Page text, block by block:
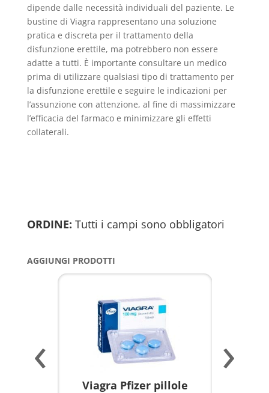
dipende dalle necessità individuali del paziente. Le
bustine di Viagra rappresentano una soluzione
pratica e discreta per il trattamento della
disfunzione erettile, ma potrebbero non essere
adatte a tutti. È importante consultare un medico
prima di utilizzare qualsiasi tipo di trattamento per
la disfunzione erettile e seguire le indicazioni per
l’assunzione con attenzione, al fine di massimizzare
l’efficacia del farmaco e minimizzare gli effetti
collaterali.
ORDINE: Tutti i campi sono obbligatori
AGGIUNGI PRODOTTI
Viagra Pfizer pillole
‹ ›